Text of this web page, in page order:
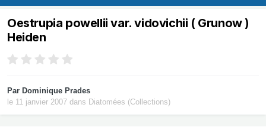
Oestrupia powellii var. vidovichii ( Grunow )
Heiden
Par Dominique Prades
le 11 janvier 2007 dans Diatomées (Collections)